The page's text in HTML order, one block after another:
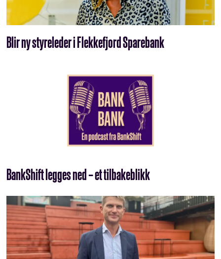
Blir ny styreleder i Flekkefjord Sparebank
BankShift legges ned – et tilbakeblikk